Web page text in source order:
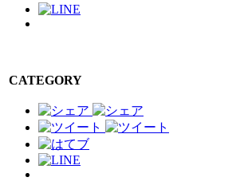
CATEGORY